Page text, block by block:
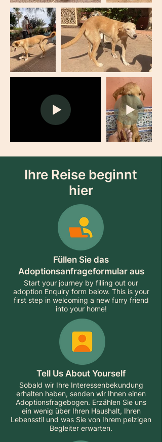
Ihre Reise beginnt
hier
Füllen Sie das
Adoptionsanfrageformular aus
Start your journey by filling out our
adoption Enquiry form below. This is your
first step in welcoming a new furry friend
into your home!
Tell Us About Yourself
Sobald wir Ihre Interessenbekundung
erhalten haben, senden wir Ihnen einen
Adoptionsfragebogen. Erzählen Sie uns
ein wenig über Ihren Haushalt, Ihren
Lebensstil und was Sie von Ihrem pelzigen
Begleiter erwarten.